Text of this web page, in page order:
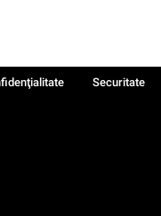
Securitate